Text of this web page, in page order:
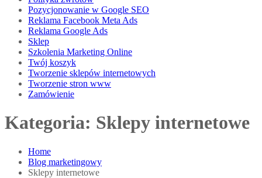
Pozycjonowanie w Google SEO
Reklama Facebook Meta Ads
Reklama Google Ads
Sklep
Szkolenia Marketing Online
Twój koszyk
Tworzenie sklepów internetowych
Tworzenie stron www
Zamówienie
Kategoria: Sklepy internetowe
Home
Blog marketingowy
Sklepy internetowe